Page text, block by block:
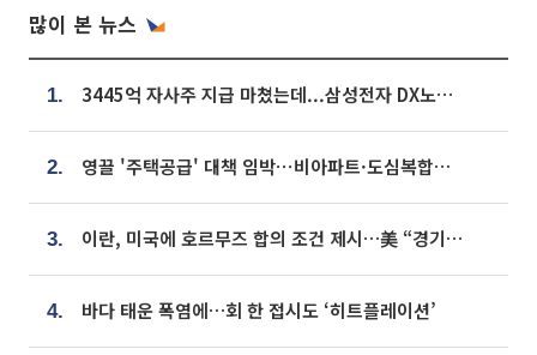
많이 본 뉴스
1. 3445억 자사주 지급 마쳤는데...삼성전자 DX노조, 뒤늦은 '떼쓰기 집회'
2. 영끌 '주택공급' 대책 임박⋯비아파트·도심복합까지 총동원
3. 이란, 미국에 호르무즈 합의 조건 제시…美 “경기 아직 안 끝나” [종합]
4. 바다 태운 폭염에…회 한 접시도 ‘히트플레이션’